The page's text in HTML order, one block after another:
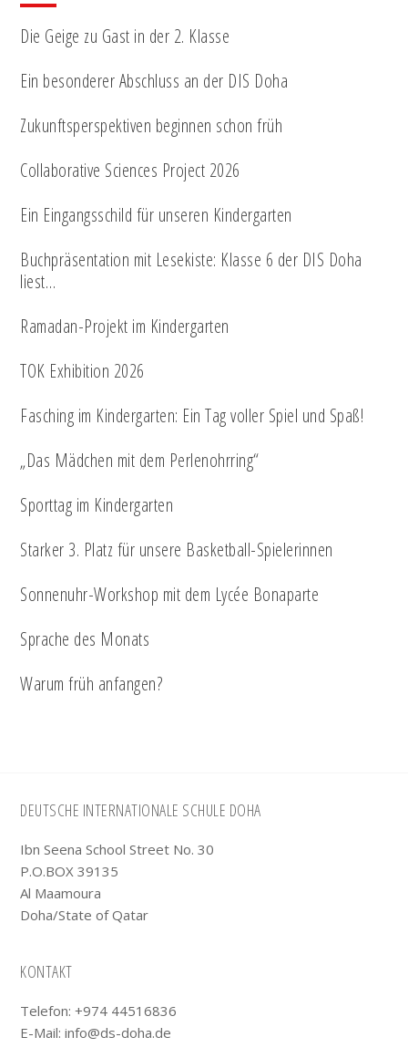
Die Geige zu Gast in der 2. Klasse
Ein besonderer Abschluss an der DIS Doha
Zukunftsperspektiven beginnen schon früh
Collaborative Sciences Project 2026
Ein Eingangsschild für unseren Kindergarten
Buchpräsentation mit Lesekiste: Klasse 6 der DIS Doha
liest…
Ramadan-Projekt im Kindergarten
TOK Exhibition 2026
Fasching im Kindergarten: Ein Tag voller Spiel und Spaß!
„Das Mädchen mit dem Perlenohrring“
Sporttag im Kindergarten
Starker 3. Platz für unsere Basketball-Spielerinnen
Sonnenuhr-Workshop mit dem Lycée Bonaparte
Sprache des Monats
Warum früh anfangen?
Footer
DEUTSCHE INTERNATIONALE SCHULE DOHA
Ibn Seena School Street No. 30
P.O.BOX 39135
Al Maamoura
Doha/State of Qatar
KONTAKT
Telefon: +974 44516836
E-Mail:info@ds-doha.de